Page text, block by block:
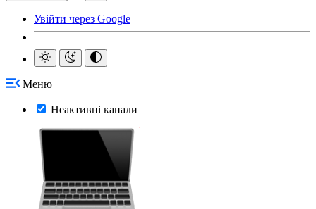
Увійти через Google
Меню
Неактивні канали